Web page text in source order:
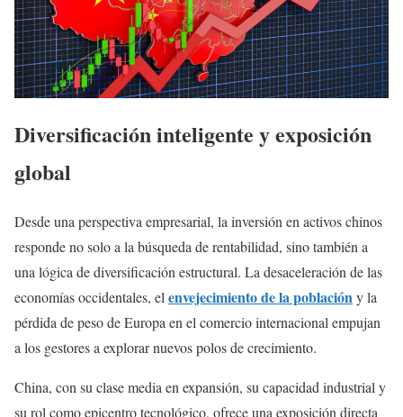
Diversificación inteligente y exposición
global
Desde una perspectiva empresarial, la inversión en activos chinos
responde no solo a la búsqueda de rentabilidad, sino también a
una lógica de diversificación estructural. La desaceleración de las
economías occidentales, elenvejecimiento de la poblacióny la
pérdida de peso de Europa en el comercio internacional empujan
a los gestores a explorar nuevos polos de crecimiento.
China, con su clase media en expansión, su capacidad industrial y
su rol como epicentro tecnológico, ofrece una exposición directa